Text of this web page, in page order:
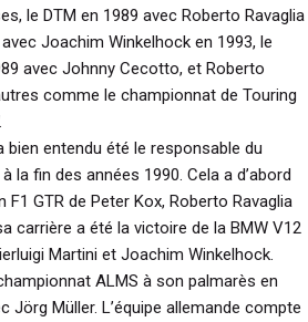
le DTM en 1989 avec Roberto Ravaglia
Joachim Winkelhock en 1993, le
avec Johnny Cecotto, et Roberto
comme le championnat de Touring
bien entendu été le responsable du
la fin des années 1990. Cela a d’abord
GTR de Peter Kox, Roberto Ravaglia
carrière a été la victoire de la BMW V12
Martini et Joachim Winkelhock.
ALMS à son palmarès en
Jörg Müller. L’équipe allemande compte